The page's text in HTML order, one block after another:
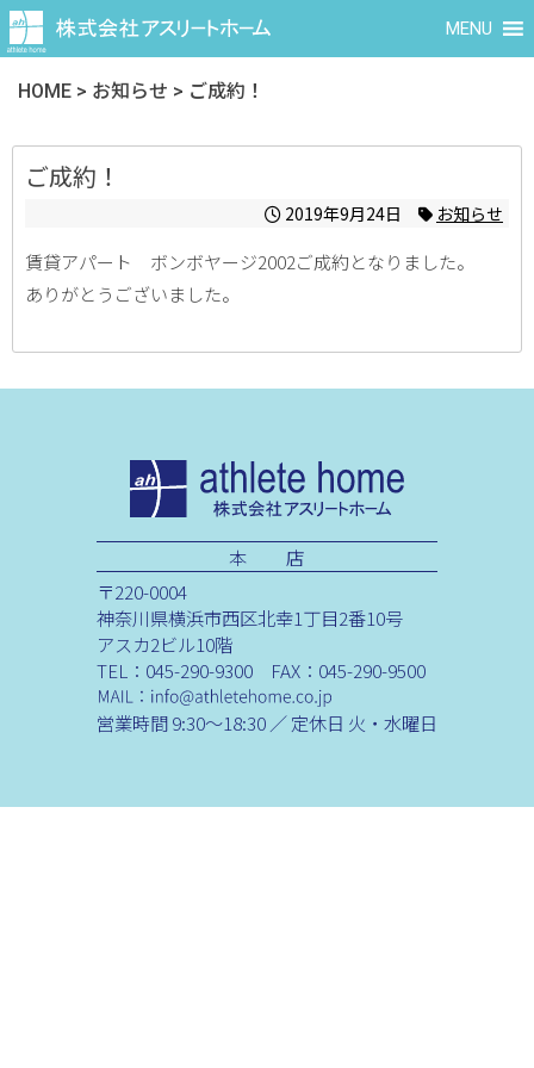
MENU
HOME > お知らせ > ご成約！
ご成約！
2019年9月24日 お知らせ
賃貸アパート ボンボヤージ2002ご成約となりました。
ありがとうございました。
本 店
〒220-0004
神奈川県横浜市西区北幸1丁目2番10号
アスカ2ビル10階
TEL：045-290-9300 FAX：045-290-9500
営業時間 9:30～18:30 ／ 定休日 火・水曜日